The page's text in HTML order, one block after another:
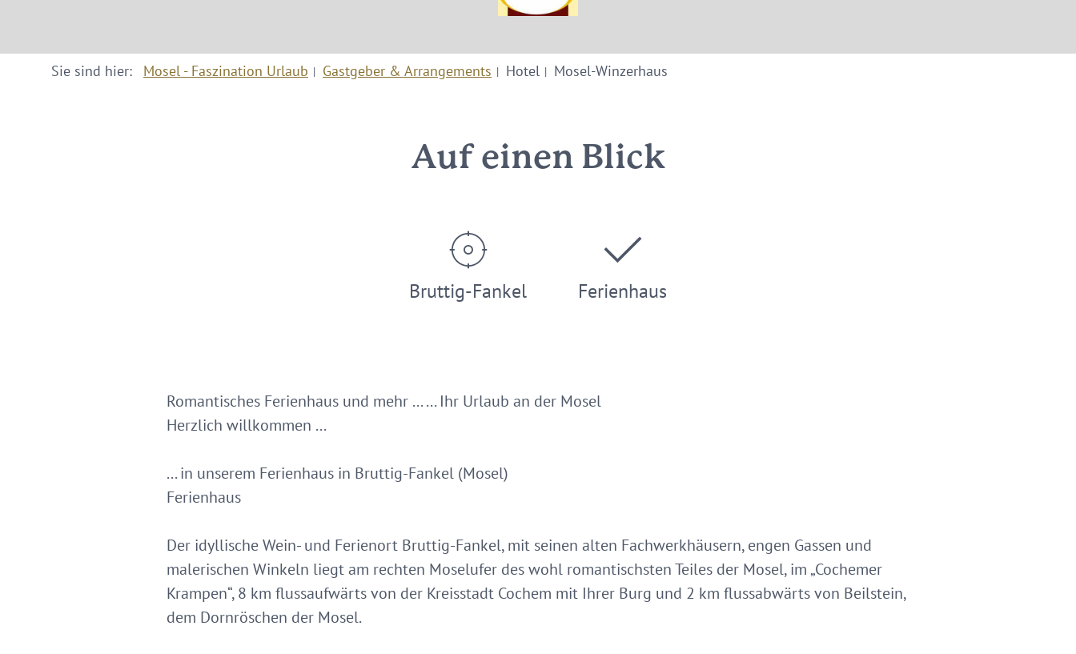
Sie sind hier: Mosel - Faszination Urlaub Gastgeber & Arrangements Hotel Mosel-Winzerhaus
Auf einen Blick
Bruttig-Fankel Ferienhaus
Romantisches Ferienhaus und mehr ... ... Ihr Urlaub an der Mosel
Herzlich willkommen ...
... in unserem Ferienhaus in Bruttig-Fankel (Mosel)
Ferienhaus
Der idyllische Wein- und Ferienort Bruttig-Fankel, mit seinen alten Fachwerkhäusern, engen Gassen und
malerischen Winkeln liegt am rechten Moselufer des wohl romantischsten Teiles der Mosel, im „Cochemer
Krampen“, 8 km flussaufwärts von der Kreisstadt Cochem mit Ihrer Burg und 2 km flussabwärts von Beilstein,
dem Dornröschen der Mosel.